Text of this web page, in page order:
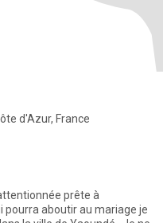
d'Azur, France
prête à
pourra aboutir au mariage je